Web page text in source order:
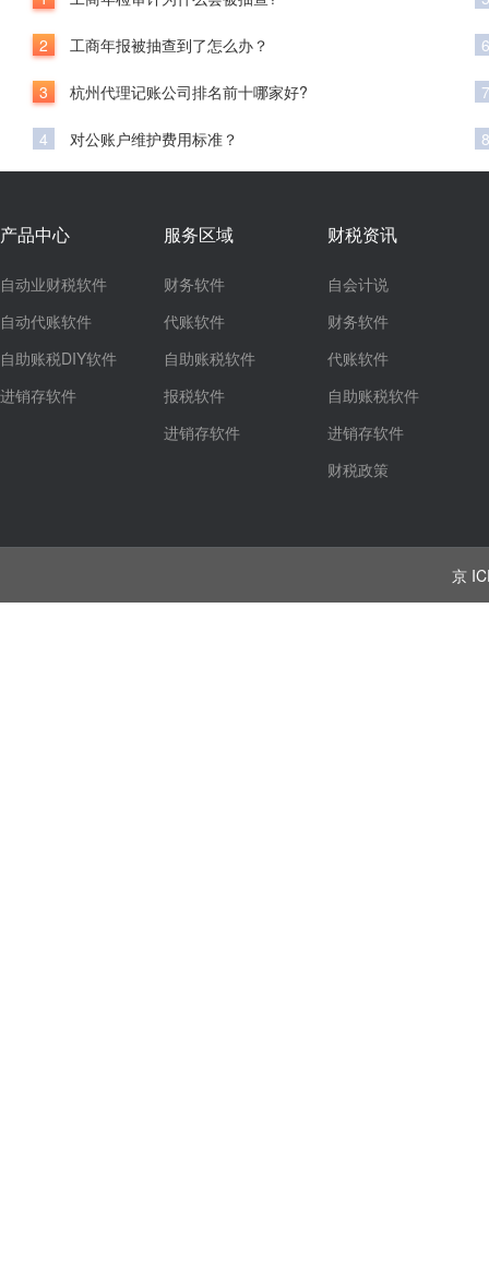
2 工商年报被抽查到了怎么办？
3 杭州代理记账公司排名前十哪家好?
4 对公账户维护费用标准？
6
7
8
产品中心
自动业财税软件
自动代账软件
自助账税DIY软件
进销存软件
服务区域
财务软件
代账软件
自助账税软件
报税软件
进销存软件
财税资讯
自会计说
财务软件
代账软件
自助账税软件
进销存软件
财税政策
京